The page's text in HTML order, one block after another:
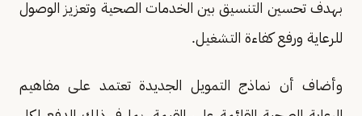
بهدف تحسين التنسيق بين الخدمات الصحية وتعزيز الوصول
للرعاية ورفع كفاءة التشغيل.
وأضاف أن نماذج التمويل الجديدة تعتمد على مفاهيم